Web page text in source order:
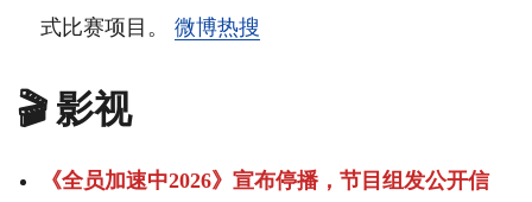
式比赛项目。 微博热搜
🎬 影视
《全员加速中2026》宣布停播，节目组发公开信